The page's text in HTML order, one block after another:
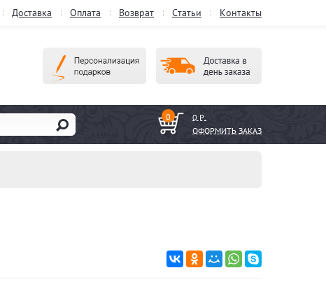
Доставка Оплата Возврат Статьи Контакты
0
0 Р.
ОФОРМИТЬ ЗАКАЗ